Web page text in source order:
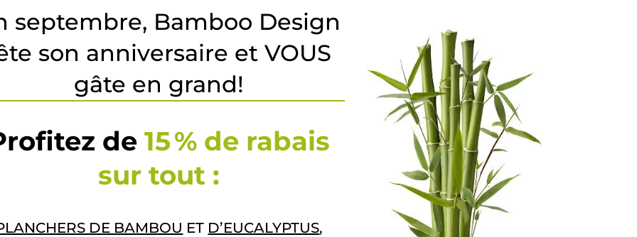
septembre, Bamboo Design
son anniversaire et VOUS
gâte en grand!
de 15 % de rabais
sur tout :
DE BAMBOU ET D’EUCALYPTUS,